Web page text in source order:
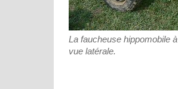
La faucheuse hippomobile
vue latérale.